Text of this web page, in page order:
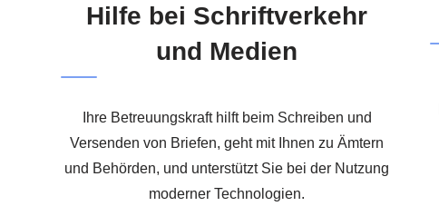
Hilfe bei Schriftverkehr
und Medien
Ihre Betreuungskraft hilft beim Schreiben und
Versenden von Briefen, geht mit Ihnen zu Ämtern
und Behörden, und unterstützt Sie bei der Nutzung
moderner Technologien.